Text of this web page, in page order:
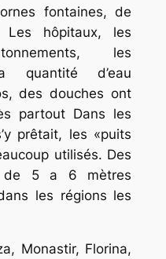
fontaines, de
Les hôpitaux, les
les
quantité d’eau
des douches ont
partout Dans les
prêtait, les «puits
utilisés. Des
de 5 a 6 mètres
les régions les
Monastir, Florina,